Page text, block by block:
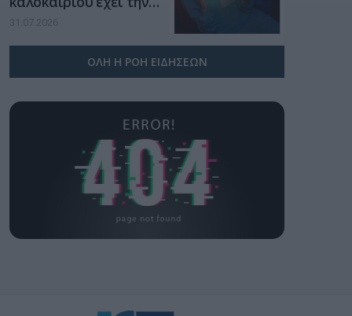
υπογραφή της Xiaomi
31.07.2026
ΟΛΗ Η ΡΟΗ ΕΙΔΗΣΕΩΝ